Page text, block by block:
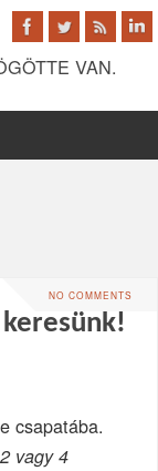
VAN.
NO COMMENTS
csapatába.
2 vagy 4